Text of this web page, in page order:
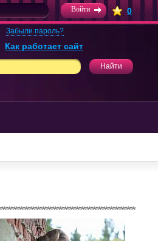
0
Забыли пароль?
Как работает сайт